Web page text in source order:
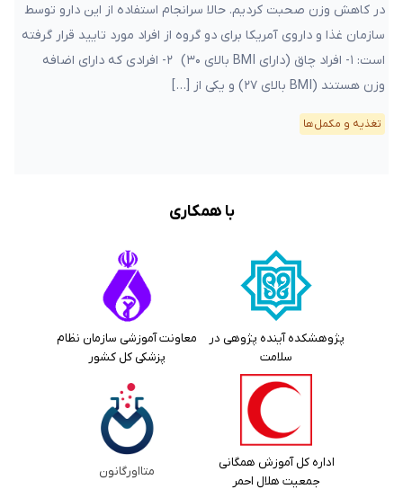
در کاهش وزن صحبت کردیم. حالا سرانجام استفاده از این دارو توسط
سازمان غذا و داروی آمریکا برای دو گروه از افراد مورد تایید قرار گرفته
است: ۱- افراد چاق (دارای BMI بالای ۳۰) ۲- افرادی که دارای اضافه
وزن هستند (BMI بالای ۲۷) و یکی از […]
تغذیه و مکمل‌ها
با همکاری
پژوهشکده آینده پژوهی در
سلامت
معاونت آموزشی سازمان نظام
پزشکی کل کشور
اداره کل آموزش همگانی
جمعیت هلال احمر
متااورگانون